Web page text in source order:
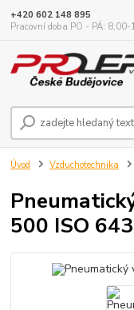
+420 602 148 895
Pracovní doba PO - PÁ:
Úvod Vzduchotechnika
500 ISO